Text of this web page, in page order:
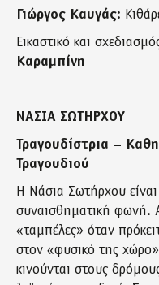
Γιώργος Καυγάς:
Εικαστικό και
Καραμπίνη
ΝΑΣΙΑ ΣΩΤΗΡΧΟΥ
Τραγουδίστρια –
Τραγουδιού
H Νάσια Σωτήρχου
συναισθηματική φωνή.
«ταμπέλες» όταν
στον «φυσικό της
κινούνται στους